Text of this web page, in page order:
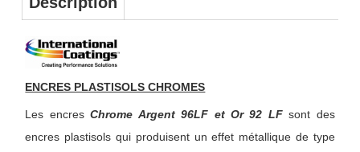
ENCRES PLASTISOLS CHROMES
Les encresChrome Argent 96LF et Or 92 LFsont des
encres plastisols qui produisent un effet métallique de type